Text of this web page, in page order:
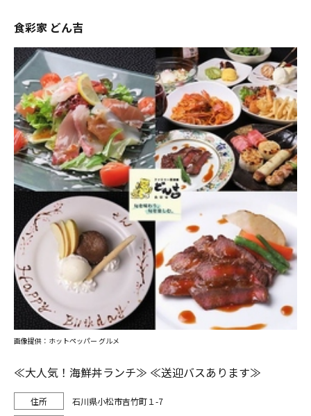
食彩家 どん吉
≪大人気！海鮮丼ランチ≫ ≪送迎バスあります≫
石川県小松市吉竹町１-7
画像提供：ホットペッパー グルメ